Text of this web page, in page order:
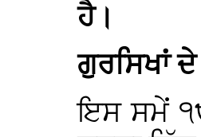
ਹੈ।
ਗੁਰਸਿਖਾਂ
ਇਸ ਸਮੇਂ